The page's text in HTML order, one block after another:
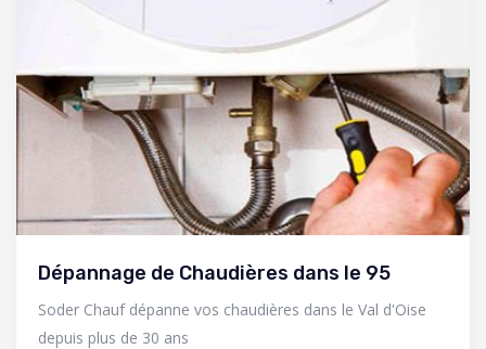
Dépannage de Chaudières dans le 95
Soder Chauf dépanne vos chaudières dans le Val d'Oise
depuis plus de 30 ans